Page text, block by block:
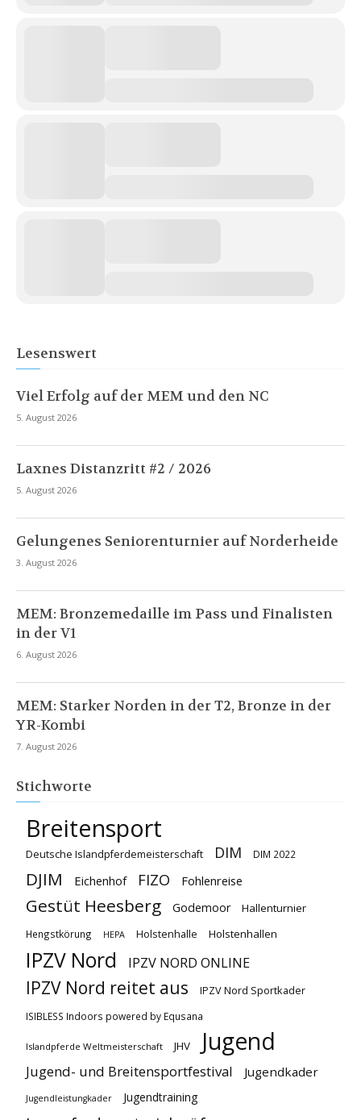
Lesenswert
Viel Erfolg auf der MEM und den NC
5. August 2026
Laxnes Distanzritt #2 / 2026
5. August 2026
Gelungenes Seniorenturnier auf Norderheide
3. August 2026
MEM: Bronzemedaille im Pass und Finalisten
in der V1
6. August 2026
MEM: Starker Norden in der T2, Bronze in der
YR-Kombi
7. August 2026
Stichworte
Breitensport
Deutsche Islandpferdemeisterschaft DIM DIM 2022
DJIM Eichenhof FIZO Fohlenreise
Gestüt Heesberg Godemoor Hallenturnier
Hengstkörung HEPA Holstenhalle Holstenhallen
IPZV Nord IPZV NORD ONLINE
IPZV Nord reitet aus IPZV Nord Sportkader
ISIBLESS Indoors powered by Equsana
Islandpferde Weltmeisterschaft JHV Jugend
Jugend- und Breitensportfestival Jugendkader
Jugendleistungkader Jugendtraining